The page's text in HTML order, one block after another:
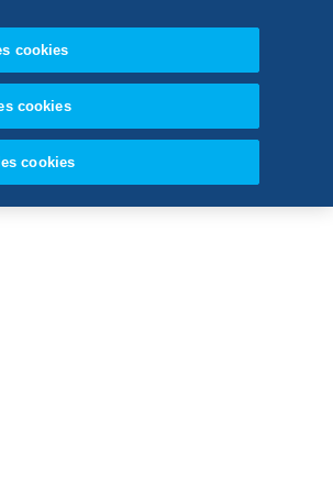
cookies
cookies
cookies